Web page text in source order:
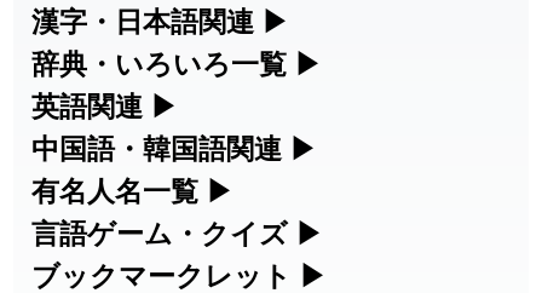
漢字・日本語関連 ▶
漢字の読み方検索、手書き入力、書き順
練習など、日本語学習に役立つツールを
集めています。
人名漢字辞典 - 読み方検索
手書き漢字入力
辞典・いろいろ一覧 ▶
部首・画数別の漢字一覧、熟語辞典、地
名・駅名検索など、各種リファレンスツ
ールです。
部首画数別漢字一覧
英語関連 ▶
カタカナ語・略語の意味検索、発音記
号、リスニング練習など英語学習ツール
です。
中国語・韓国語関連 ▶
中国語のピンイン変換、韓国語の手書き
入力など、アジア言語学習ツールです。
有名人名一覧 ▶
海外セレブやスポーツ選手の名前の読み
方・発音を確認できます。
言語ゲーム・クイズ ▶
四字熟語パズルや漢字クイズなど、楽し
ブックマークレット ▶